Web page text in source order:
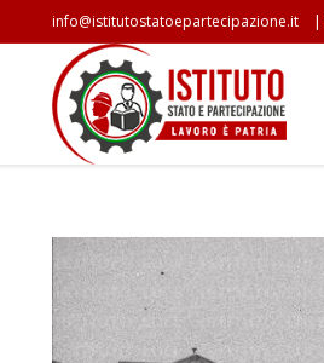
info@istitutostatoepartecipazione.it |